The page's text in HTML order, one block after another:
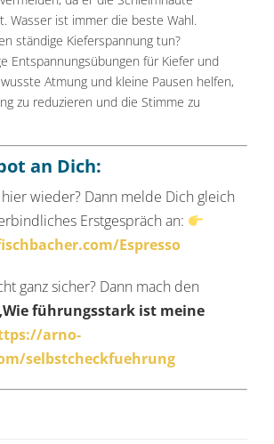
Wasser ist immer die beste Wahl.
ständige Kieferspannung tun?
Entspannungsübungen für Kiefer und
Atmung und kleine Pausen helfen,
zu reduzieren und die Stimme zu
an Dich:
wieder? Dann melde Dich gleich
Erstgespräch an:
Espresso
ganz sicher? Dann mach den
führungsstark ist meine
arno-
selbstcheckfuehrung